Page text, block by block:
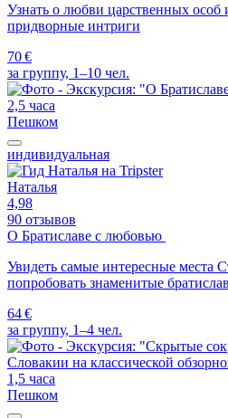
Узнать о любви царственных особ
придворные интриги
70 €
за группу, 1–10 чел.
2,5 часа
Пешком
индивидуальная
Наталья
4,98
90 отзывов
О Братиславе с любовью
Увидеть самые интересные места
попробовать знаменитые
64 €
за группу, 1–4 чел.
1,5 часа
Пешком